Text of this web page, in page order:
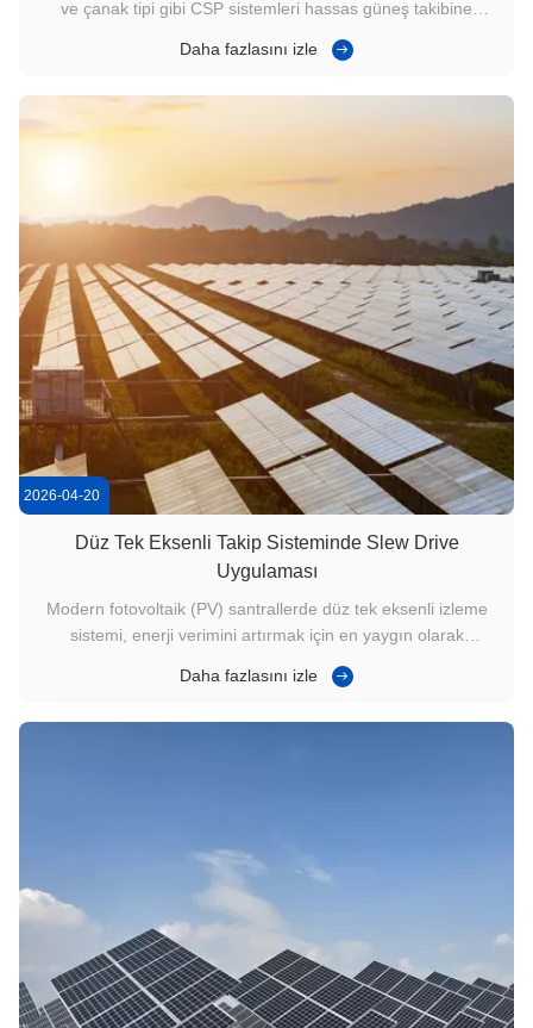
ve çanak tipi gibi CSP sistemleri hassas güneş takibine
pürüzsüz ve kontrollü hareket sağlar. Sistem tasarımına bağlı
Daha fazlasını izle
2026-04-20
Düz Tek Eksenli Takip Sisteminde Slew Drive
Uygulaması
Modern fotovoltaik (PV) santrallerde düz tek eksenli izleme
sistemi, enerji verimini artırmak için en yaygın olarak
kalbinde, hassas dönüş, yüksek tork iletimi ve uzun süreli
Daha fazlasını izle